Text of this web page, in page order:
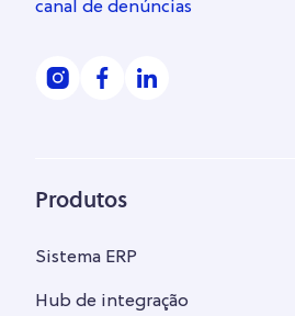
canal de denúncias
Produtos
Sistema ERP
Hub de integração